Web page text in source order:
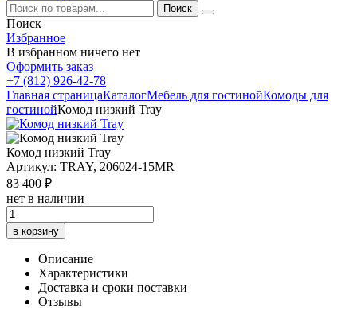
Поиск
Избранное
В избранном ничего нет
Оформить заказ
+7 (812) 926-42-78
Главная страницаКаталогМебель для гостинойКомоды для
гостинойКомод низкий Tray
Комод низкий Tray
Артикул: TRAY, 206024-15MR
83 400 ₽
нет в наличии
в корзину
Описание
Характеристики
Доставка и сроки поставки
Отзывы